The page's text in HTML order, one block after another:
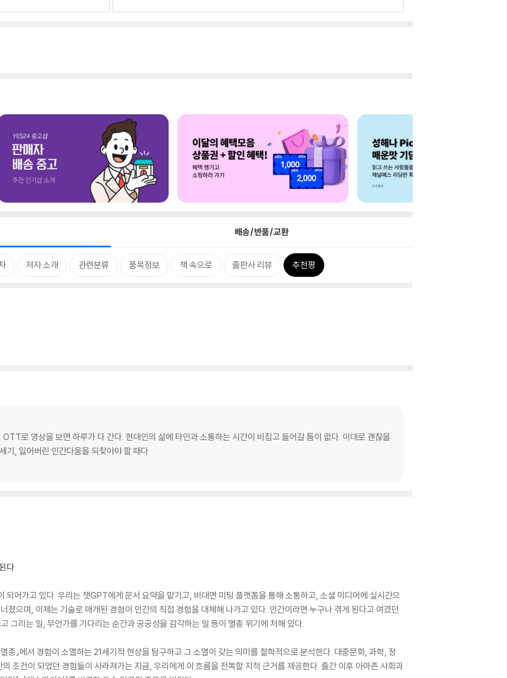
배송/반품/교환
저자 소개 관련분류 품목정보 책 속으로 출판사 리뷰 추천평
로 영상을 보면 하루가 다 간다. 현대인의 삶에 타인과 소통하는 시간이 비집고 들어갈 틈이 없다. 이대로 괜찮을
기, 잃어버린 인간다움을 되찾아야 할 때다.
다
되어가고 있다. 우리는 챗GPT에게 문서 요약을 맡기고, 비대면 미팅 플랫폼을 통해 소통하고, 소셜 미디어에 실시간으
졌으며, 이제는 기술로 매개된 경험이 인간의 직접 경험을 대체해 나가고 있다. 인간이라면 누구나 겪게 된다고 여겼던
그리는 일, 무언가를 기다리는 순간과 공공성을 감각하는 일 등이 멸종 위기에 처해 있다.
종』에서 경험이 소멸하는 21세기적 현상을 탐구하고 그 소멸이 갖는 의미를 철학적으로 분석한다. 대중문화, 과학, 정
조건이 되었던 경험들이 사라져가는 지금, 우리에게 이 흐름을 전복할 지적 근거를 제공한다. 출간 이후 아마존 사회과